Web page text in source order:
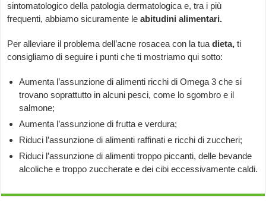
sintomatologico della patologia dermatologica e, tra i più
frequenti, abbiamo sicuramente leabitudini alimentari.
Per alleviare il problema dell’acne rosacea con la tuadieta, ti
consigliamo di seguire i punti che ti mostriamo qui sotto:
Aumenta l’assunzione di alimenti ricchi di Omega 3 che si
trovano soprattutto in alcuni pesci, come lo sgombro e il
salmone;
Aumenta l’assunzione di frutta e verdura;
Riduci l’assunzione di alimenti raffinati e ricchi di zuccheri;
Riduci l’assunzione di alimenti troppo piccanti, delle bevande
alcoliche e troppo zuccherate e dei cibi eccessivamente caldi.